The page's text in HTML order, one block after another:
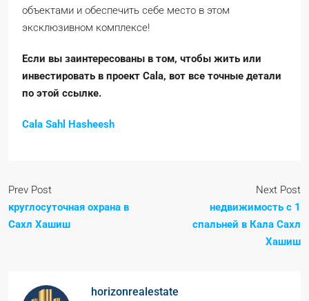
объектами и обеспечить себе место в этом
эксклюзивном комплексе!
Если вы заинтересованы в том, чтобы жить или
инвестировать в проект Cala, вот все точные детали
по этой ссылке.
Cala Sahl Hasheesh
Prev Post
круглосуточная охрана в
Сахл Хашиш
Next Post
недвижимость с 1
спальней в Кала Сахл
Хашиш
horizonrealestate